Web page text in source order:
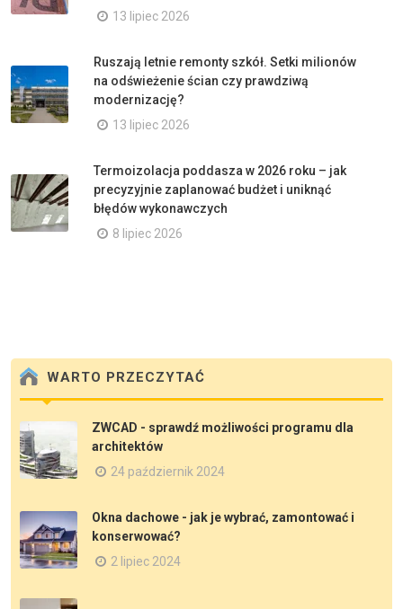
13 lipiec 2026
Ruszają letnie remonty szkół. Setki milionów
na odświeżenie ścian czy prawdziwą
modernizację?
13 lipiec 2026
Termoizolacja poddasza w 2026 roku – jak
precyzyjnie zaplanować budżet i uniknąć
błędów wykonawczych
8 lipiec 2026
WARTO PRZECZYTAĆ
ZWCAD - sprawdź możliwości programu dla
architektów
24 październik 2024
Okna dachowe - jak je wybrać, zamontować i
konserwować?
2 lipiec 2024